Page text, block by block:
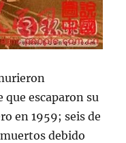
escaparon su
en 1959; seis de
debido